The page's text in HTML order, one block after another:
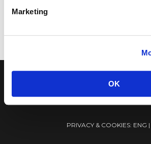
Marketing
OK
© 2019 -2026 Molo Vecchio
P.IVA
PRIVACY & COOKIES: ENG |